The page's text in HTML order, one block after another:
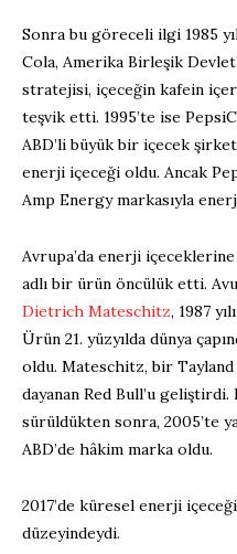
Sonra bu göreceli ilgi 1985
Cola, Amerika Birleşik
stratejisi, içeceğin kafein
teşvik etti. 1995’te ise
ABD’li büyük bir içecek
enerji içeceği oldu. Ancak
Amp Energy markasıyla
Avrupa’da enerji
adlı bir ürün öncülük etti.
Dietrich Mateschitz, 1987
Ürün 21. yüzyılda dünya
oldu. Mateschitz, bir
dayanan Red Bull’u geliştirdi.
sürüldükten sonra, 2005’te
ABD’de hâkim marka oldu.
2017’de küresel enerji
düzeyindeydi.